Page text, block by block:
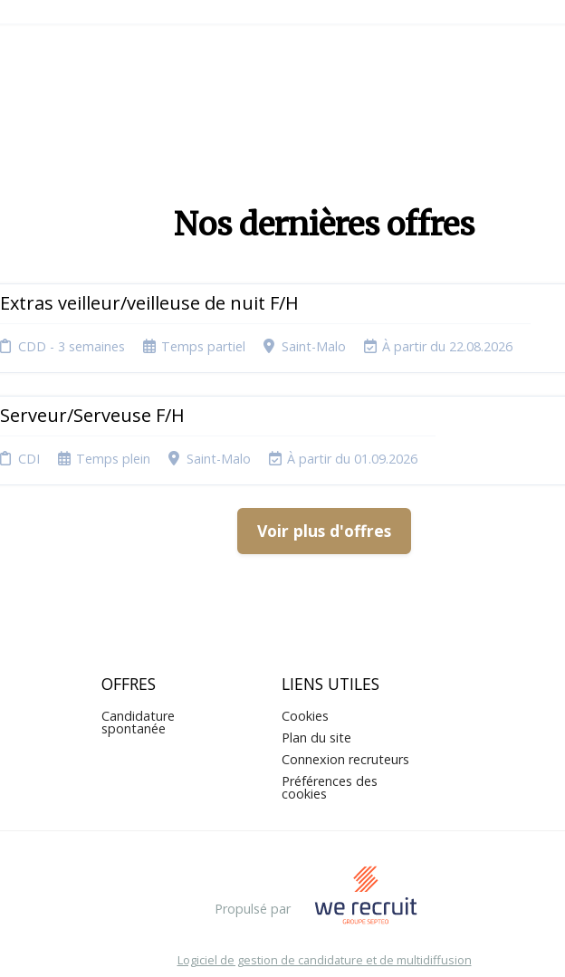
Nos dernières offres
Extras veilleur/veilleuse de nuit F/H
CDD - 3 semaines Temps partiel Saint-Malo À partir du 22.08.2026
Serveur/Serveuse F/H
CDI Temps plein Saint-Malo À partir du 01.09.2026
Voir plus d'offres
OFFRES
Candidature
spontanée
LIENS UTILES
Cookies
Plan du site
Connexion recruteurs
Préférences des
cookies
Propulsé par
Logiciel de gestion de candidature et de multidiffusion